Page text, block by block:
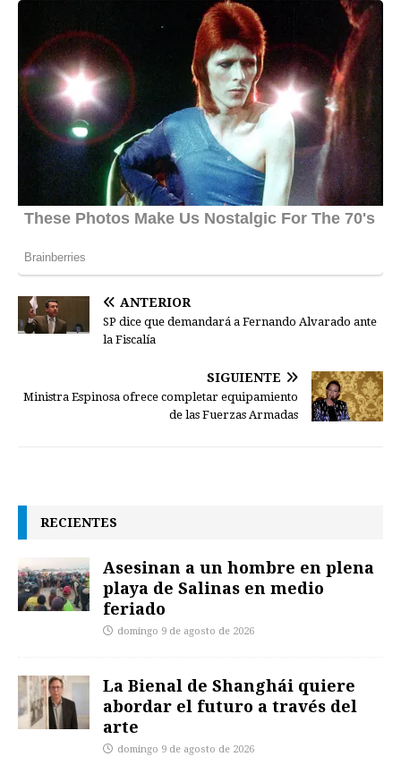
ANTERIOR
SP dice que demandará a Fernando Alvarado ante
la Fiscalía
SIGUIENTE
Ministra Espinosa ofrece completar equipamiento
de las Fuerzas Armadas
RECIENTES
Asesinan a un hombre en plena
playa de Salinas en medio
feriado
domingo 9 de agosto de 2026
La Bienal de Shanghái quiere
abordar el futuro a través del
arte
domingo 9 de agosto de 2026